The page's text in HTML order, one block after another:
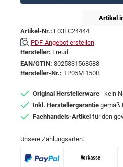
Artikel
Artikel-Nr.: F03FC24444
PDF-Angebot erstellen
Hersteller: Freud
EAN/GTIN: 8025331568588
Hersteller-Nr.: TP05M 150B
Original Herstellerware - kein
Inkl. Herstellergarantie gemäß
Fachhandels-Artikel für den
Unsere Zahlungsarten: